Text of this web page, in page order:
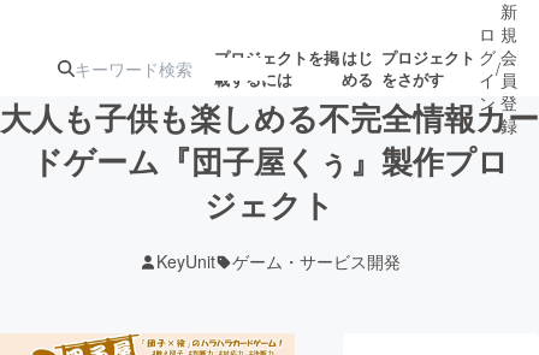
プロジェクトを掲
載するには
はじ
める
プロジェクト
をさがす
注目の新着プロ募集終了が近いプ
ロ
グ
イ
ン
/
新
規
会
員
登
録
大人も子供も楽しめる不完全情報カー
ドゲーム『団子屋くぅ』製作プロ
ジェクト
KeyUnit ゲーム・サービス開発